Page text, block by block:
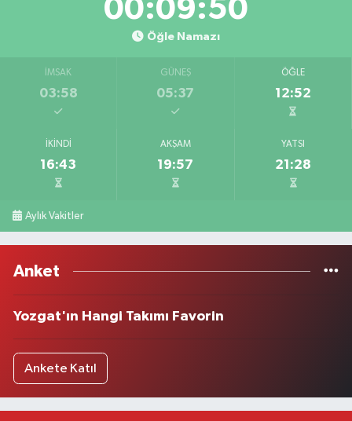
00:09:50
Öğle Namazı
İMSAK
03:58
GÜNEŞ
05:37
ÖĞLE
12:52
İKINDI
16:43
AKŞAM
19:57
YATSI
21:28
Aylık Vakitler
Anket
Yozgat'ın Hangi Takımı Favorin
Ankete Katıl